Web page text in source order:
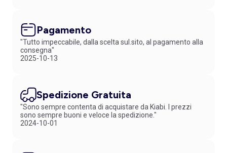
Pagamento
"Tutto impeccabile, dalla scelta sul.sito, al pagamento alla
consegna"
2025-10-13
Spedizione Gratuita
"Sono sempre contenta di acquistare da Kiabi. I prezzi
sono sempre buoni e veloce la spedizione."
2024-10-01